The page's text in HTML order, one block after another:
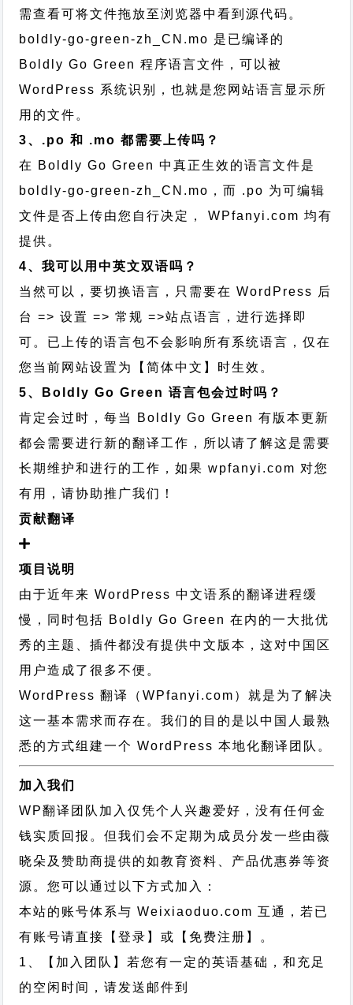
需查看可将文件拖放至浏览器中看到源代码。
boldly-go-green-zh_CN.mo 是已编译的
Boldly Go Green 程序语言文件，可以被
WordPress 系统识别，也就是您网站语言显示所
用的文件。
3、.po 和 .mo 都需要上传吗？
在 Boldly Go Green 中真正生效的语言文件是
boldly-go-green-zh_CN.mo，而 .po 为可编辑
文件是否上传由您自行决定， WPfanyi.com 均有
提供。
4、我可以用中英文双语吗？
当然可以，要切换语言，只需要在 WordPress 后
台 => 设置 => 常规 =>站点语言，进行选择即
可。已上传的语言包不会影响所有系统语言，仅在
您当前网站设置为【简体中文】时生效。
5、Boldly Go Green 语言包会过时吗？
肯定会过时，每当 Boldly Go Green 有版本更新
都会需要进行新的翻译工作，所以请了解这是需要
长期维护和进行的工作，如果 wpfanyi.com 对您
有用，请协助推广我们！
贡献翻译
项目说明
由于近年来 WordPress 中文语系的翻译进程缓
慢，同时包括 Boldly Go Green 在内的一大批优
秀的主题、插件都没有提供中文版本，这对中国区
用户造成了很多不便。
WordPress 翻译（WPfanyi.com） 就是为了解决
这一基本需求而存在。我们的目的是以中国人最熟
悉的方式组建一个 WordPress 本地化翻译团队。
加入我们
WP翻译团队加入仅凭个人兴趣爱好，没有任何金
钱实质回报。但我们会不定期为成员分发一些由薇
晓朵及赞助商提供的如教育资料、产品优惠券等资
源。您可以通过以下方式加入：
本站的账号体系与Weixiaoduo.com 互通，若已
有账号请直接【登录】或【免费注册】。
1、【加入团队】若您有一定的英语基础，和充足
的空闲时间，请发送邮件到